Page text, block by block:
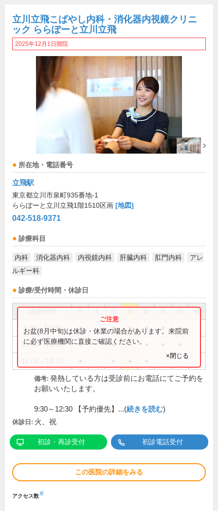
立川立飛こばやし内科・消化器内視鏡クリニ
ック ららぽーと立川立飛
2025年12月1日開院
所在地・電話番号
立飛駅
東京都立川市泉町935番地-1
ららぽーと立川立飛1階1510区画 [地図]
042-518-9371
診療科目
内科 消化器内科 内視鏡内科 肝臓内科 肛門内科
アレ
ルギー科
診療/受付時間・休診日
祝
9:30～12:30 ● ● ● ● ●
13:30～16:00 ● ● ●
お盆(8月中旬)は休診・休業の場合があります。来院前
に必ず医療機関に直接ご確認ください。
×閉じる
備考: 発熱している方は受診前にお電話にてご予約を
お願いいたします。
9:30～12:30 【予約優先】...(続きを読む)
休診日: 火、祝
初診・再診受付 初診電話受付
この医院の詳細をみる
アクセス数※